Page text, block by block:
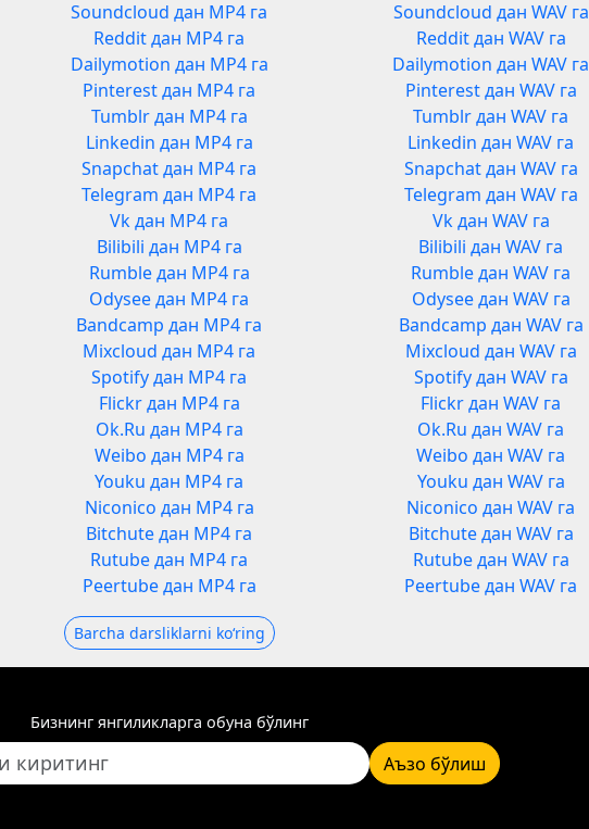
Soundcloud дан MP4 га
Reddit дан MP4 га
Dailymotion дан MP4 га
Pinterest дан MP4 га
Tumblr дан MP4 га
Linkedin дан MP4 га
Snapchat дан MP4 га
Telegram дан MP4 га
Vk дан MP4 га
Bilibili дан MP4 га
Rumble дан MP4 га
Odysee дан MP4 га
Bandcamp дан MP4 га
Mixcloud дан MP4 га
Spotify дан MP4 га
Flickr дан MP4 га
Ok.Ru дан MP4 га
Weibo дан MP4 га
Youku дан MP4 га
Niconico дан MP4 га
Bitchute дан MP4 га
Rutube дан MP4 га
Peertube дан MP4 га
Soundcloud дан WAV га
Reddit дан WAV га
Dailymotion дан WAV га
Pinterest дан WAV га
Tumblr дан WAV га
Linkedin дан WAV га
Snapchat дан WAV га
Telegram дан WAV га
Vk дан WAV га
Bilibili дан WAV га
Rumble дан WAV га
Odysee дан WAV га
Bandcamp дан WAV га
Mixcloud дан WAV га
Spotify дан WAV га
Flickr дан WAV га
Ok.Ru дан WAV га
Weibo дан WAV га
Youku дан WAV га
Niconico дан WAV га
Bitchute дан WAV га
Rutube дан WAV га
Peertube дан WAV га
Barcha darsliklarni koʻring
Бизнинг янгиликларга обуна бўлинг
Аъзо бўлиш